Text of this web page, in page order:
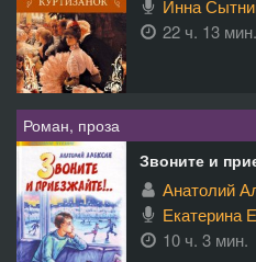
Инна
22 ч. 13 мин.
Роман, проза
Звоните и
Анатолий
Екатерина
10 ч. 3 мин.